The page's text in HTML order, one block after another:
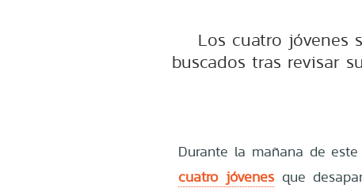
Los cuatro jóvenes
buscados tras revisar
Durante la mañana de
cuatro jóvenesque